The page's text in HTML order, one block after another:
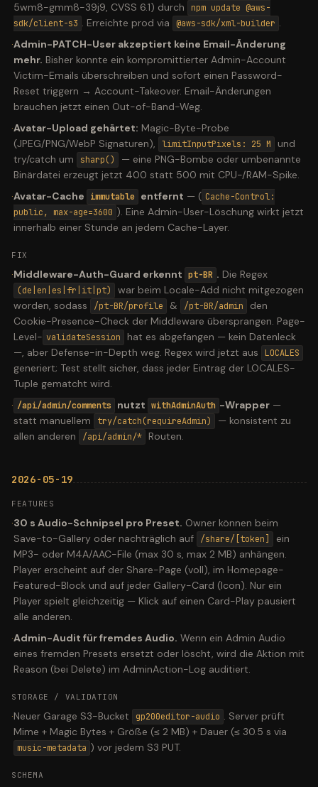
5wm8-gmm8-39j9, CVSS 6.1) durch
npm update @aws-
sdk/client-s3 . Erreichte prod via @aws-sdk/xml-builder .
·Admin-PATCH-User akzeptiert keine Email-Änderung
mehr. Bisher konnte ein kompromittierter Admin-Account
Victim-Emails überschreiben und sofort einen Password-
Reset triggern → Account-Takeover. Email-Änderungen
brauchen jetzt einen Out-of-Band-Weg.
·Avatar-Upload gehärtet: Magic-Byte-Probe
(JPEG/PNG/WebP Signaturen),
limitInputPixels: 25 M
und
try/catch um
sharp()
— eine PNG-Bombe oder umbenannte
Binärdatei erzeugt jetzt 400 statt 500 mit CPU-/RAM-Spike.
·Avatar-Cache immutable entfernt — ( Cache-Control:
public, max-age=3600 ). Eine Admin-User-Löschung wirkt jetzt
innerhalb einer Stunde an jedem Cache-Layer.
FIX
·Middleware-Auth-Guard erkennt pt-BR . Die Regex
(de|en|es|fr|it|pt)
war beim Locale-Add nicht mitgezogen
worden, sodass
/pt-BR/profile & /pt-BR/admin
den
Cookie-Presence-Check der Middleware übersprangen. Page-
Level- validateSession
hat es abgefangen — kein Datenleck
—, aber Defense-in-Depth weg. Regex wird jetzt aus
LOCALES
generiert; Test stellt sicher, dass jeder Eintrag der LOCALES-
Tuple gematcht wird.
· /api/admin/comments nutzt withAdminAuth -Wrapper —
statt manuellem
try/catch(requireAdmin)
— konsistent zu
allen anderen
/api/admin/* Routen.
2026-05-19
FEATURES
·30 s Audio-Schnipsel pro Preset. Owner können beim
Save-to-Gallery oder nachträglich auf
/share/[token]
ein
MP3- oder M4A/AAC-File (max 30 s, max 2 MB) anhängen.
Player erscheint auf der Share-Page (voll), im Homepage-
Featured-Block und auf jeder Gallery-Card (Icon). Nur ein
Player spielt gleichzeitig — Klick auf einen Card-Play pausiert
alle anderen.
·Admin-Audit für fremdes Audio. Wenn ein Admin Audio
eines fremden Presets ersetzt oder löscht, wird die Aktion mit
Reason (bei Delete) im AdminAction-Log auditiert.
STORAGE / VALIDATION
·Neuer Garage S3-Bucket gp200editor-audio . Server prüft
Mime + Magic Bytes + Größe (≤ 2 MB) + Dauer (≤ 30.5 s via
music-metadata ) vor jedem S3 PUT.
SCHEMA